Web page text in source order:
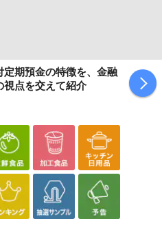
期預金の特徴を、金融
視点を交えて紹介